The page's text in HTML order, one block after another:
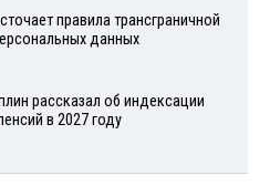
правила трансграничной
данных
рассказал об индексации
в 2027 году